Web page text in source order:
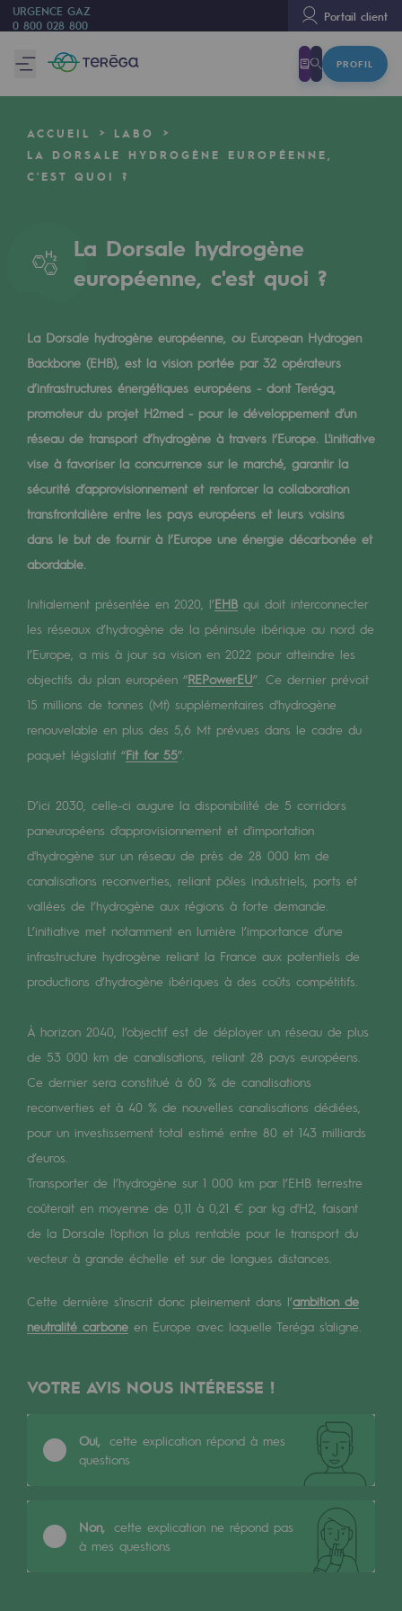
URGENCE GAZ
0 800 028 800
Portail client
PROFIL
Nous sommes
80 ans d'histoire
Teréga
Accélérateur de la transition énergétique
Un réseau local et européen
Une organisation adaptative et ouverte
Une organisation adaptative et
Digitalisation
Transversalité et Collaboratif
Notre culture et nos valeurs
Une organisation certifiée
Notre organisation
Gouvernance
Indicateurs
Publications institutionnelles
Où nous trouver
Les énergies d'avenir
Notre vision
Gaz renouvelables et procédés durables
Gaz renouvelables et procédés
Pyrogazéification et gazéification
Captage de CO2
Nouveaux usages
Concertations CH4, H2 et CO2
Espace pédagogique
Espace pédagogique
2050 : un monde d’énergies
Objectif Hydrogène
CCUS Objectif Zéro CO2
Objectif Biométhane
Acteur engagé
Acteur engagé
Responsabilité environnementale
Responsabilité environnementale
ACCUEIL
LABO
LA DORSALE HYDROGÈNE EUROPÉENNE,
C'EST QUOI ?
La Dorsale hydrogène
européenne, c'est quoi ?
La Dorsale hydrogène européenne, ou European Hydrogen
Backbone (EHB), est la vision portée par 32 opérateurs
d’infrastructures énergétiques européens - dont Teréga,
promoteur du projet H2med - pour le développement d’un
réseau de transport d’hydrogène à travers l’Europe. L'initiative
vise à favoriser la concurrence sur le marché, garantir la
sécurité d’approvisionnement et renforcer la collaboration
transfrontalière entre les pays européens et leurs voisins
dans le but de fournir à l’Europe une énergie décarbonée et
abordable.
Initialement présentée en 2020, l’EHB qui doit interconnecter
les réseaux d’hydrogène de la péninsule ibérique au nord de
l’Europe, a mis à jour sa vision en 2022 pour atteindre les
objectifs du plan européen “REPowerEU”. Ce dernier prévoit
15 millions de tonnes (Mt) supplémentaires d'hydrogène
renouvelable en plus des 5,6 Mt prévues dans le cadre du
paquet législatif “Fit for 55”.
D’ici 2030, celle-ci augure la disponibilité de 5 corridors
paneuropéens d'approvisionnement et d'importation
d'hydrogène sur un réseau de près de 28 000 km de
canalisations reconverties, reliant pôles industriels, ports et
vallées de l’hydrogène aux régions à forte demande.
L’initiative met notamment en lumière l’importance d’une
infrastructure hydrogène reliant la France aux potentiels de
productions d’hydrogène ibériques à des coûts compétitifs.
À horizon 2040, l’objectif est de déployer un réseau de plus
de 53 000 km de canalisations, reliant 28 pays européens.
Ce dernier sera constitué à 60 % de canalisations
reconverties et à 40 % de nouvelles canalisations dédiées,
pour un investissement total estimé entre 80 et 143 milliards
d’euros.
Transporter de l’hydrogène sur 1 000 km par l’EHB terrestre
coûterait en moyenne de 0,11 à 0,21 € par kg d'H2, faisant
de la Dorsale l'option la plus rentable pour le transport du
vecteur à grande échelle et sur de longues distances.
Cette dernière s'inscrit donc pleinement dans l’ambition de
neutralité carbone en Europe avec laquelle Teréga s'aligne.
VOTRE AVIS NOUS INTÉRESSE !
Oui, cette explication répond à mes
questions
Non, cette explication ne répond pas
à mes questions